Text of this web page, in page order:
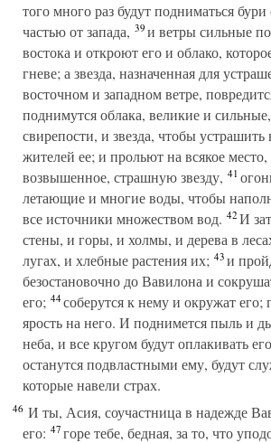
того много раз будут подниматься
частью от запада, 39и ветры сильные
востока и откроют его и облако,
гневе; а звезда, назначенная для
восточном и западном ветре,
поднимутся облака, великие и
свирепости, и звезда, чтобы
жителей ее; и прольют на всякое
возвышенное, страшную звезду, 41
летающие и многие воды, чтобы
все источники множеством вод. 42И
стены, и горы, и холмы, и дерева в
лугах, и хлебные растения их; 43и
безостановочно до Вавилона и
его; 44соберутся к нему и окружат его;
ярость на него. И поднимется пыль и
неба, и все кругом будут оплакивать
останутся подвластными ему, будут
которые навели страх.
46 И ты, Асия, соучастница в надежде
его: 47горе тебе, бедная, за то, что